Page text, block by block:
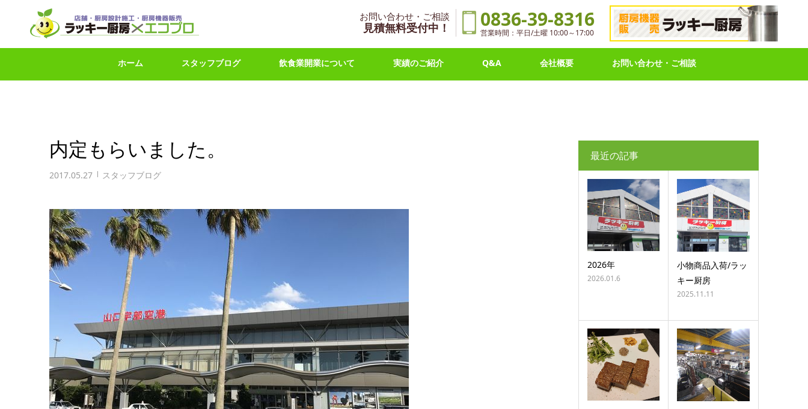
お問い合わせ・ご相談
見積無料受付中！ 0836-39-8316
営業時間：平日/土曜 10:00～17:00
ホーム スタッフブログ 飲食業開業について 実績のご紹介 Q&A 会社概要 お問い合わせ・ご相談
内定もらいました。
2017.05.27 スタッフブログ
最近の記事
2026年
2026.01.6
小物商品入荷/ラッ
キー厨房
2025.11.11